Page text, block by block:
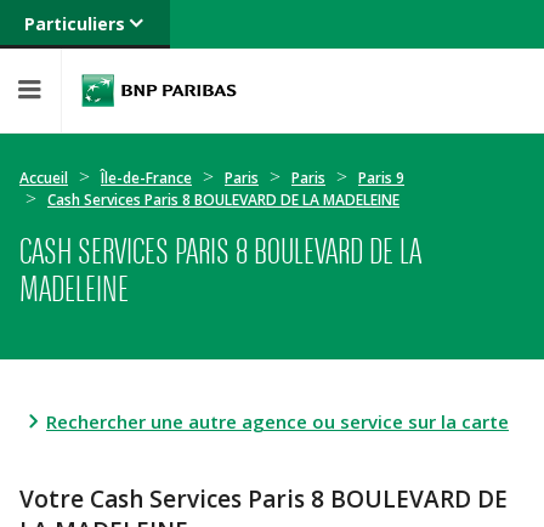
Particuliers
Banque privée
Entreprises
Accueil Île-de-France Paris Paris
Paris 9
Cash Services Paris 8 BOULEVARD DE LA MADELEINE
CASH SERVICES PARIS 8 BOULEVARD DE LA
MADELEINE
Rechercher une autre agence ou service sur la carte
Votre Cash Services Paris 8 BOULEVARD DE